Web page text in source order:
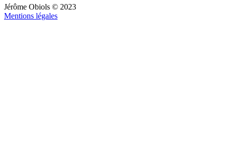
Jérôme Obiols © 2023
Mentions légales